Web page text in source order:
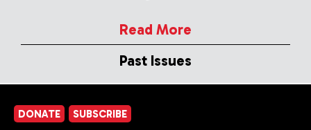
Read More
Past Issues
DONATE SUBSCRIBE